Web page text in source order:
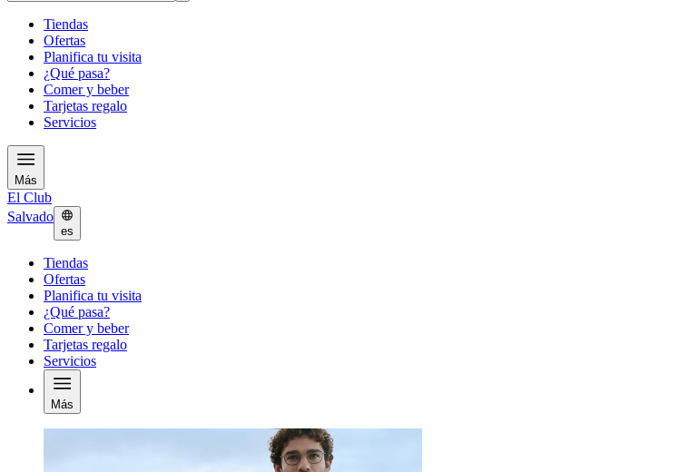
Tiendas
Ofertas
Planifica tu visita
¿Qué pasa?
Comer y beber
Tarjetas regalo
Servicios
Más
El Club
Salvado
es
Tiendas
Ofertas
Planifica tu visita
¿Qué pasa?
Comer y beber
Tarjetas regalo
Servicios
Más